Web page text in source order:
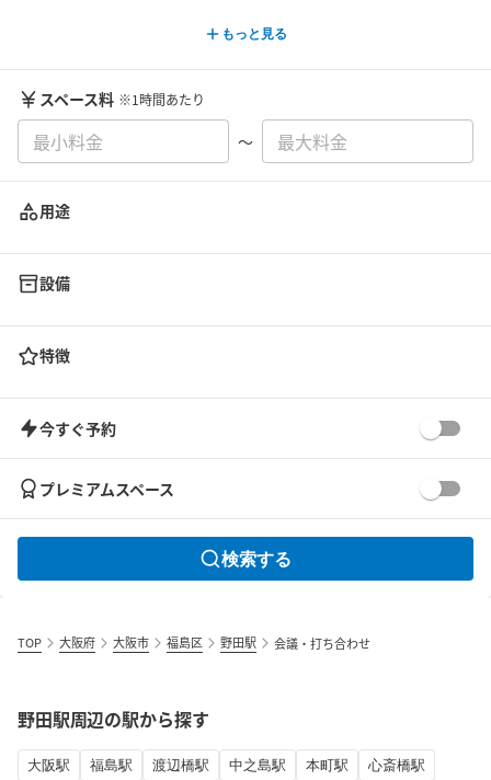
もっと見る
スペース料 ※1時間あたり
〜
用途
設備
特徴
今すぐ予約
プレミアムスペース
検索する
TOP 大阪府 大阪市 福島区 野田駅 会議・打ち合わせ
野田駅周辺の駅から探す
大阪駅 福島駅 渡辺橋駅 中之島駅 本町駅
心斎橋駅